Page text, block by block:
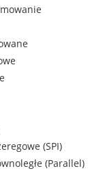
(SPI)
(Parallel)